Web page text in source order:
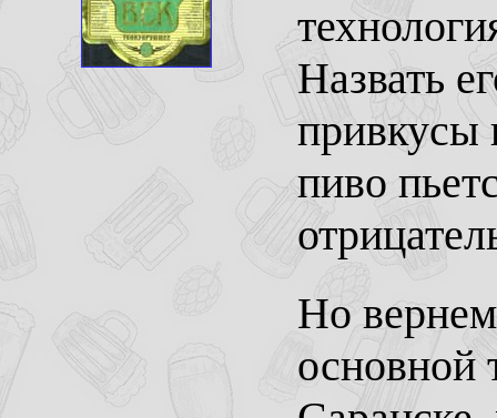
Назвать
привкусы
пиво
Но
основной